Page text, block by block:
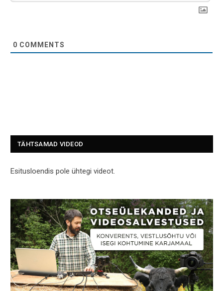
0 COMMENTS
TÄHTSAMAD VIDEOD
Esitusloendis pole ühtegi videot.